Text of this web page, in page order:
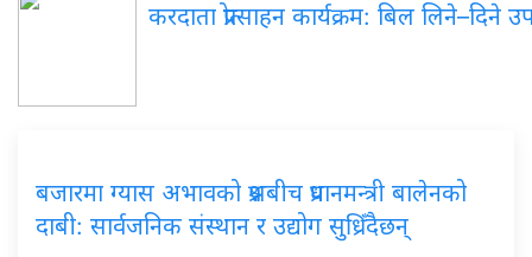
करदाता प्रोत्साहन कार्यक्रम: बिल लिने–दिने
बजारमा ग्यास अभावको प्रश्नबीच प्रधानमन्त्री बालेनको
दाबी: सार्वजनिक संस्थान र उद्योग सुध्रिँदैछन्